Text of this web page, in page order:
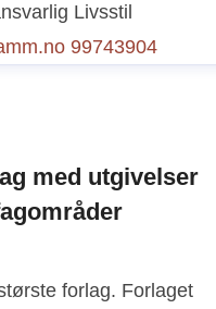
Livsstil
99743904
med utgivelser
forlag. Forlaget